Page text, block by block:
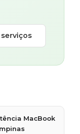
serviços
MacBook